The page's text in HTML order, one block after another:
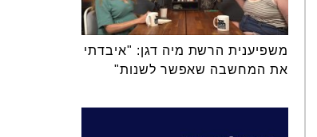
משפיענית הרשת מיה דגן: "איבדתי
את המחשבה שאפשר לשנות"